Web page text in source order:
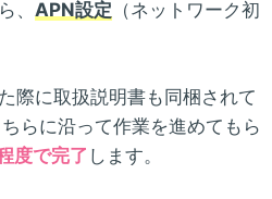
、 APN設定 （ネットワーク初
際に取扱説明書も同梱されて
らに沿って作業を進めてもら
度で完了 します。